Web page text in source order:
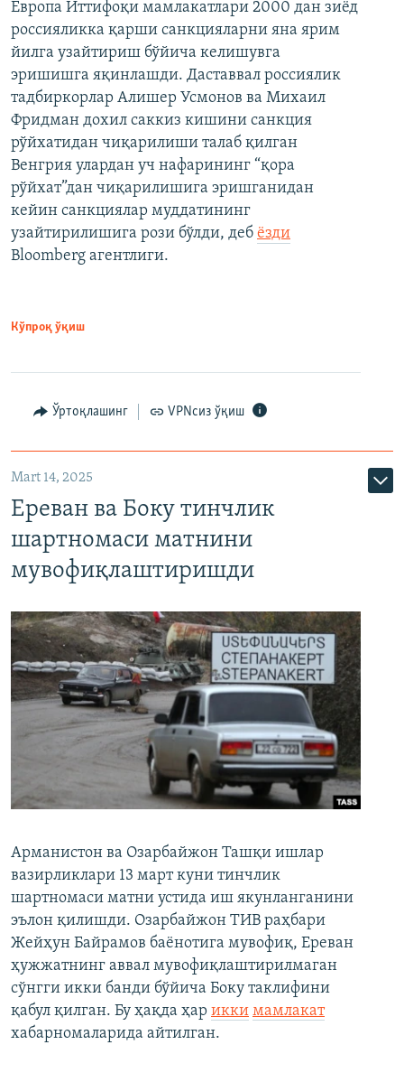
Европа Иттифоқи мамлакатлари 2000 дан зиёд
россияликка қарши санкцияларни яна ярим
йилга узайтириш бўйича келишувга
эришишга яқинлашди. Даставвал россиялик
тадбиркорлар Алишер Усмонов ва Михаил
Фридман дохил саккиз кишини санкция
рўйхатидан чиқарилиши талаб қилган
Венгрия улардан уч нафарининг “қора
рўйхат”дан чиқарилишига эришганидан
кейин санкциялар муддатининг
узайтирилишига рози бўлди, деб ёзди
Bloomberg агентлиги.
Кўпроқ ўқиш
Ўртоқлашинг VPNсиз ўқиш
Mart 14, 2025
Ереван ва Боку тинчлик
шартномаси матнини
мувофиқлаштиришди
Арманистон ва Озарбайжон Ташқи ишлар
вазирликлари 13 март куни тинчлик
шартномаси матни устида иш якунланганини
эълон қилишди. Озарбайжон ТИВ раҳбари
Жейҳун Байрамов баёнотига мувофиқ, Ереван
ҳужжатнинг аввал мувофиқлаштирилмаган
сўнгги икки банди бўйича Боку таклифини
қабул қилган. Бу ҳақда ҳар икки мамлакат
хабарномаларида айтилган.